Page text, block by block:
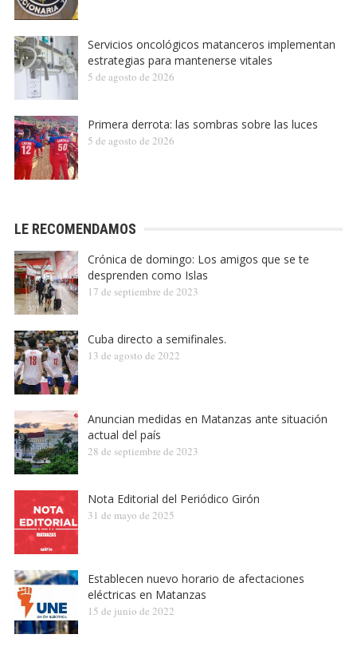
Servicios oncológicos matanceros implementan
estrategias para mantenerse vitales
5 de agosto de 2026
Primera derrota: las sombras sobre las luces
5 de agosto de 2026
LE RECOMENDAMOS
Crónica de domingo: Los amigos que se te
desprenden como Islas
17 de septiembre de 2023
Cuba directo a semifinales.
13 de agosto de 2022
Anuncian medidas en Matanzas ante situación
actual del país
28 de septiembre de 2023
Nota Editorial del Periódico Girón
31 de mayo de 2025
Establecen nuevo horario de afectaciones
eléctricas en Matanzas
15 de junio de 2022